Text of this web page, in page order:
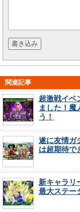
関連記事
超激戦イベ
ました！魔
う！
遂に友情ガ
は超期待で
新キャラリ
最大ステー